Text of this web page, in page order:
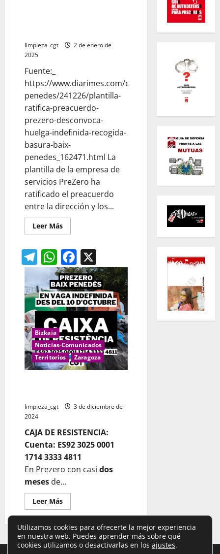
limpieza_cgt
2 de enero de
2025
Fuente:_
https://www.diarimes.com/es/penedes/baix-
penedes/241226/plantilla-
ratifica-preacuerdo-
prezero-desconvoca-
huelga-indefinida-recogida-
basura-baix-
penedes_162471.html La
plantilla de la empresa de
servicios PreZero ha
ratificado el preacuerdo
entre la dirección y los...
Leer MásLeer
más
La
plantilla
ratifica
el
preacuerdo
en
PreZero
y
desconvoca
huelga
indefinida
de
recogida
de
basura
en
el
Telegram
WhatsApp
Facebook
Bizkaia
Noticias-Comunicados
Territorios
Zaragoza
limpieza_cgt
3 de diciembre de
2024
CAJA DE RESISTENCIA:
Cuenta: ES92 3025 0001
1714 3333 4811
En Prezero con casi dos
meses de...
Leer MásLeer
más
acerca
Limpieza
del
Baix
Penedès
Utilizamos cookies para ofrecerte la mejor experiencia
en nuestra web. Puedes aprender más sobre qué
cookies utilizamos o desactivarlas en los ajustes.